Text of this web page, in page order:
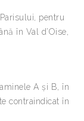
pentru
în Val d’Oise,
A şi B, în
contraindicat în